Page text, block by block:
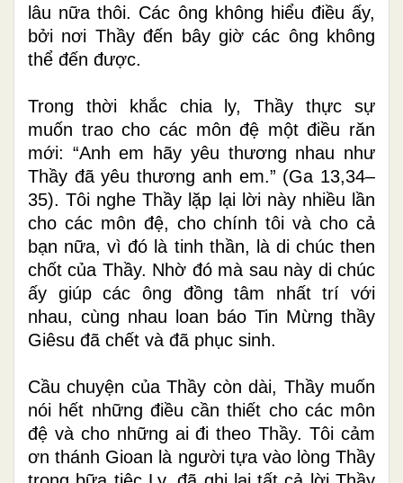
lâu nữa thôi. Các ông không hiểu điều ấy,
bởi nơi Thầy đến bây giờ các ông không
thể đến được.
Trong thời khắc chia ly, Thầy thực sự
muốn trao cho các môn đệ một điều răn
mới: “Anh em hãy yêu thương nhau như
Thầy đã yêu thương anh em.” (Ga 13,34–
35). Tôi nghe Thầy lặp lại lời này nhiều lần
cho các môn đệ, cho chính tôi và cho cả
bạn nữa, vì đó là tinh thần, là di chúc then
chốt của Thầy. Nhờ đó mà sau này di chúc
ấy giúp các ông đồng tâm nhất trí với
nhau, cùng nhau loan báo Tin Mừng thầy
Giêsu đã chết và đã phục sinh.
Cầu chuyện của Thầy còn dài, Thầy muốn
nói hết những điều cần thiết cho các môn
đệ và cho những ai đi theo Thầy. Tôi cảm
ơn thánh Gioan là người tựa vào lòng Thầy